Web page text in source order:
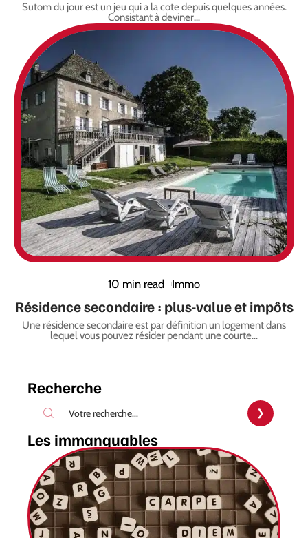
Sutom du jour est un jeu qui a la cote depuis quelques années.
Consistant à deviner…
10 min read Immo
Résidence secondaire : plus-value et impôts
Une résidence secondaire est par définition un logement dans
lequel vous pouvez résider pendant une courte…
Recherche
Les immanquables